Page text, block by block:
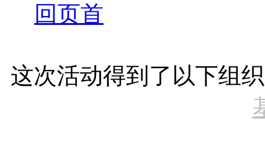
回页首
这次活动得到了以下组